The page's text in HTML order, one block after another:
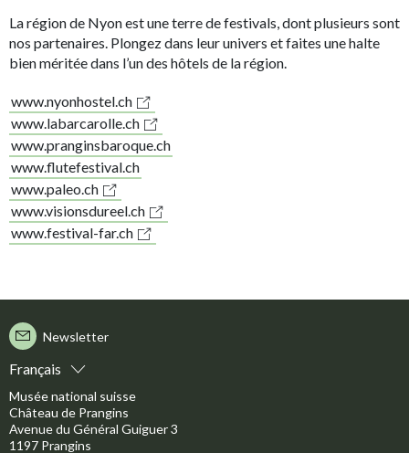
La région de Nyon est une terre de festivals, dont plusieurs sont
nos partenaires. Plongez dans leur univers et faites une halte
bien méritée dans l’un des hôtels de la région.
www.nyonhostel.ch
www.labarcarolle.ch
www.pranginsbaroque.ch
www.flutefestival.ch
www.paleo.ch
www.visionsdureel.ch
www.festival-far.ch
Français
Newsletter
Musée national suisse
Château de Prangins
Avenue du Général Guiguer 3
1197 Prangins